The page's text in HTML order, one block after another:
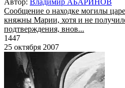
Автор: Владимир АБАРИНОВ
Сообщение о находке могилы
княжны Марии, хотя и не
подтверждения, внов...
1447
25 октября 2007